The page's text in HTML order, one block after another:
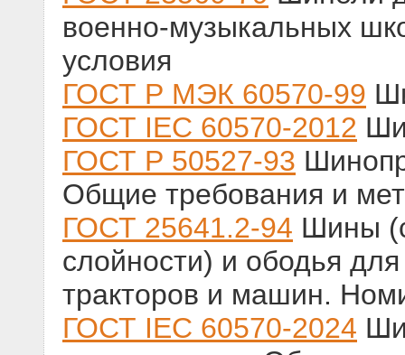
военно-музыкальных
условия
ГОСТ Р МЭК 60570-99
ГОСТ IEC 60570-2012
ГОСТ Р 50527-93
Общие требования и
ГОСТ 25641.2-94 Шины
слойности) и ободья
тракторов и машин.
ГОСТ IEC 60570-2024